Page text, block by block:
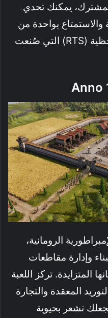
يمكنك تحدي
بواحدة من
أعمق ألعاب الاستراتيجية اللحظية (RTS) التي صُنعت
الرومانية،
وإدارة مقاطعات
المتزايدة. تركز اللعبة
المعقدة والتجارة
تشعر بحيوية